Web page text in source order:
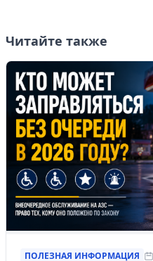
Читайте также
ПОЛЕЗНАЯ ИНФОРМАЦИЯ